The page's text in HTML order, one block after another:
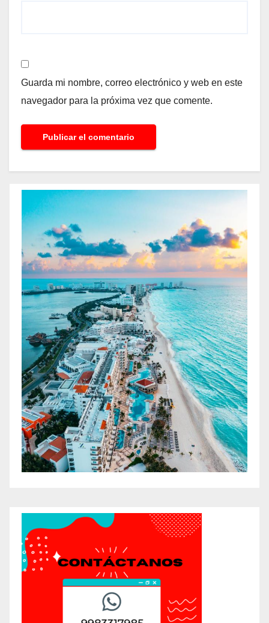
Guarda mi nombre, correo electrónico y web en este
navegador para la próxima vez que comente.